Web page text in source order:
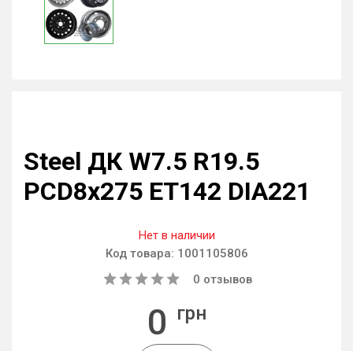
Steel ДК W7.5 R19.5
PCD8x275 ET142 DIA221
Нет в наличии
Код товара: 1001105806
0 отзывов
0 грн